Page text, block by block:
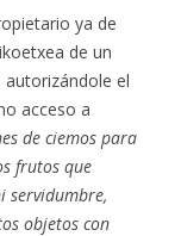
ya de
de un
el
acceso a
de ciemos para
frutos que
servidumbre,
objetos con